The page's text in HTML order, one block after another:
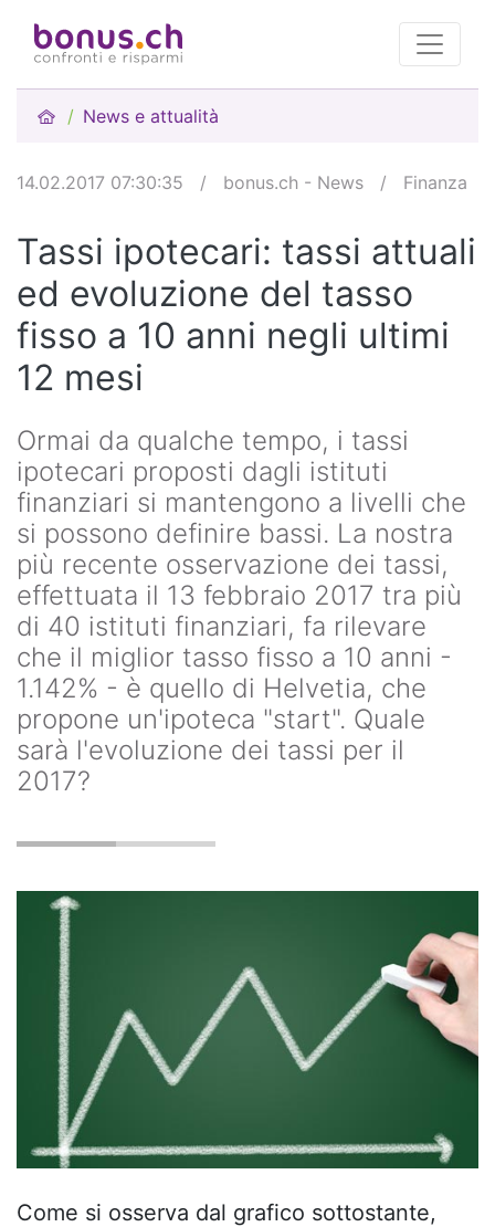
News e attualità
14.02.2017 07:30:35 / bonus.ch - News / Finanza
Tassi ipotecari: tassi attuali
ed evoluzione del tasso
fisso a 10 anni negli ultimi
12 mesi
Ormai da qualche tempo, i tassi
ipotecari proposti dagli istituti
finanziari si mantengono a livelli che
si possono definire bassi. La nostra
più recente osservazione dei tassi,
effettuata il 13 febbraio 2017 tra più
di 40 istituti finanziari, fa rilevare
che il miglior tasso fisso a 10 anni -
1.142% - è quello di Helvetia, che
propone un'ipoteca "start". Quale
sarà l'evoluzione dei tassi per il
2017?
Come si osserva dal grafico sottostante,